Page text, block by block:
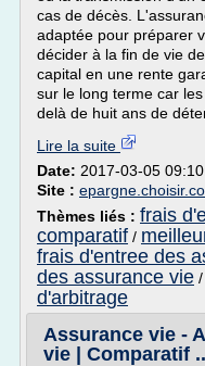
cas de décès.
adaptée pour préparer
décider à la fin de vie
capital en une rente
sur le long terme car
delà de huit ans de
Lire la suite
Date: 2017-03-05
Site :
Thèmes liés : frais
comparatif /
frais d'entree des
des assurance vie /
d'arbitrage
Assurance vie -
vie | Comparatif